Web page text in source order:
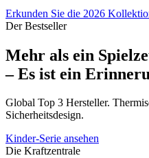
Erkunden Sie die 2026
Der Bestseller
Mehr als ein
– Es ist ein
Global Top 3 Hersteller.
Sicherheitsdesign.
Kinder-Serie ansehen
Die Kraftzentrale